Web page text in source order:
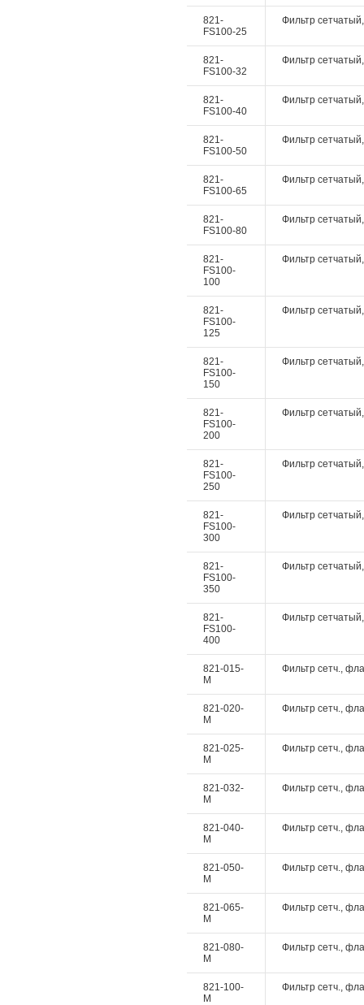
821-
FS100-25
Фильтр
821-
FS100-32
Фильтр
821-
FS100-40
Фильтр
821-
FS100-50
Фильтр
821-
FS100-65
Фильтр
821-
FS100-80
Фильтр
821-
FS100-
100
Фильтр
821-
FS100-
125
Фильтр
821-
FS100-
150
Фильтр
821-
FS100-
200
Фильтр
821-
FS100-
250
Фильтр
821-
FS100-
300
Фильтр
821-
FS100-
350
Фильтр
821-
FS100-
400
Фильтр
821-015-
M
Фильтр сетч.,
821-020-
M
Фильтр сетч.,
821-025-
M
Фильтр сетч.,
821-032-
M
Фильтр сетч.,
821-040-
M
Фильтр сетч.,
821-050-
M
Фильтр сетч.,
821-065-
M
Фильтр сетч.,
821-080-
M
Фильтр сетч.,
821-100-
M
Фильтр сетч.,